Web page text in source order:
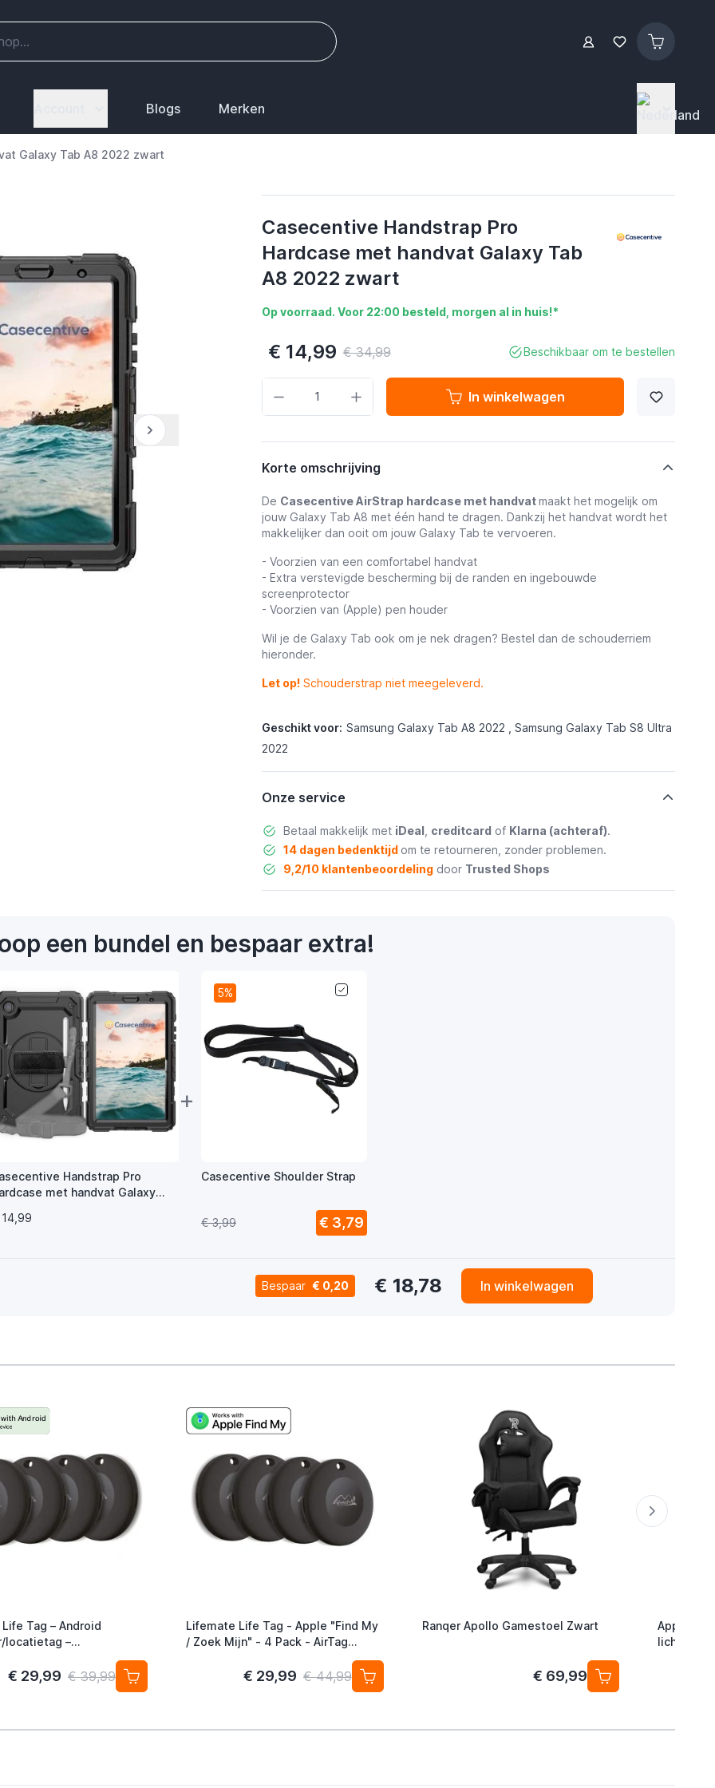
Blogs Merken
Galaxy Tab A8 2022 zwart
Casecentive Handstrap Pro
Hardcase met handvat Galaxy Tab
A8 2022 zwart
Op voorraad. Voor 22:00 besteld, morgen al in huis!*
€ 14,99 € 34,99 Beschikbaar om te bestellen
In winkelwagen
Korte omschrijving
De Casecentive AirStrap hardcase met handvatmaakt het mogelijk om
jouw Galaxy Tab A8 met één hand te dragen. Dankzij het handvat wordt het
makkelijker dan ooit om jouw Galaxy Tab te vervoeren.
- Voorzien van een comfortabel handvat
- Extra verstevigde bescherming bij de randen en ingebouwde
screenprotector
- Voorzien van (Apple) pen houder
Wil je de Galaxy Tab ook om je nek dragen? Bestel dan de schouderriem
hieronder.
Let op!Schouderstrap niet meegeleverd.
Geschikt voor: Samsung Galaxy Tab A8 2022 , Samsung Galaxy Tab S8 Ultra
2022
Onze service
Betaal makkelijk met iDeal creditcard of Klarna (achteraf).
14 dagen bedenktijd om te retourneren, zonder problemen.
9,2/10 klantenbeoordelingdoor Trusted Shops
een bundel en bespaar extra!
Handstrap Pro
met handvat Galaxy
+
5%
Casecentive Shoulder Strap
€ 3,99 € 3,79
Bespaar € 0,20 € 18,78 In winkelwagen
Tag – Android
locatietag –
Find My Device –
€ 29,99 € 39,99
Lifemate Life Tag - Apple "Find My
/ Zoek Mijn" - 4 Pack - AirTag
€ 29,99 € 44,99
Ranqer Apollo Gamestoel Zwart
€ 69,99
Apple